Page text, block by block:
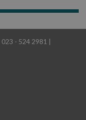
023 - 524 2981 |